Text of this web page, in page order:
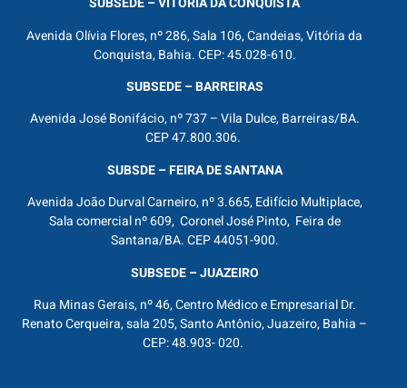
Avenida Olívia Flores, nº 286, Sala 106, Candeias, Vitória da
Conquista, Bahia. CEP: 45.028-610.
SUBSEDE – BARREIRAS
Avenida José Bonifácio, nº 737 – Vila Dulce, Barreiras/BA.
CEP 47.800.306.
SUBSDE – FEIRA DE SANTANA
Avenida João Durval Carneiro, nº 3.665, Edifício Multiplace,
Sala comercial nº 609, Coronel José Pinto, Feira de
Santana/BA. CEP 44051-900.
SUBSEDE – JUAZEIRO
Rua Minas Gerais, nº 46, Centro Médico e Empresarial Dr.
Renato Cerqueira, sala 205, Santo Antônio, Juazeiro, Bahia –
CEP: 48.903- 020.